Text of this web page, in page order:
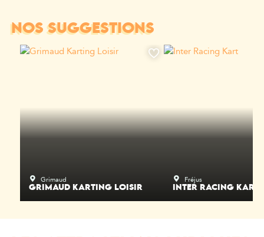
NOS SUGGESTIONS
Grimaud
GRIMAUD KARTING LOISIR
Fréjus
INTER RACING KART